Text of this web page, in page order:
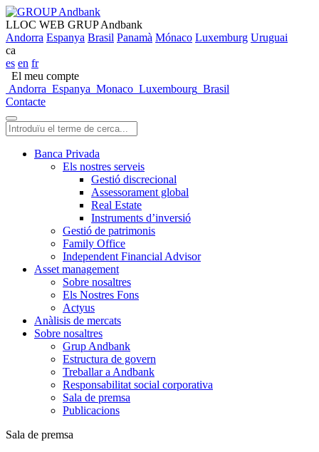
LLOC WEB GRUP Andbank
Andorra Espanya Brasil Panamà Mónaco Luxemburg Uruguai
ca
es en fr
El meu compte
Andorra Espanya Monaco Luxembourg Brasil
Contacte
Banca Privada
Els nostres serveis
Gestió discrecional
Assessorament global
Real Estate
Instruments d’inversió
Gestió de patrimonis
Family Office
Independent Financial Advisor
Asset management
Sobre nosaltres
Els Nostres Fons
Actyus
Anàlisis de mercats
Sobre nosaltres
Grup Andbank
Estructura de govern
Treballar a Andbank
Responsabilitat social corporativa
Sala de premsa
Publicacions
Sala de premsa